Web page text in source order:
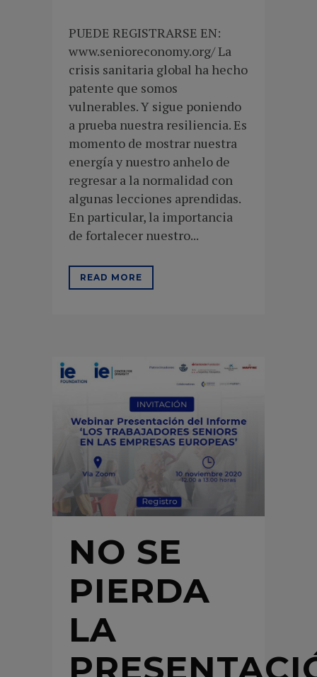
PUEDE REGISTRARSE EN:
www.senioreconomy.org/ La
crisis sanitaria global ha hecho
patente que somos
vulnerables. Y sigue poniendo
a prueba nuestra resiliencia. Es
momento de mostrar nuestra
energía y nuestro anhelo de
regresar a la normalidad con
algunas lecciones aprendidas.
En particular, la importancia
de fortalecer nuestro...
READ MORE
NO SE
PIERDA
LA